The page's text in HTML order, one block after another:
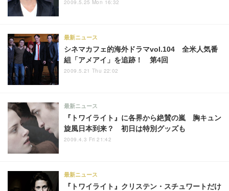
2009.5.25 Mon 16:32
シネマカフェ的海外ドラマvol.104 全米人気番
組「アメアイ」を追跡！ 第4回
最新ニュース
2009.5.21 Thu 22:02
『トワイライト』に各界から絶賛の嵐 胸キュン
旋風日本到来？ 初日は特別グッズも
最新ニュース
2009.4.3 Fri 21:42
『トワイライト』クリステン・スチュワートだけ
最新ニュース